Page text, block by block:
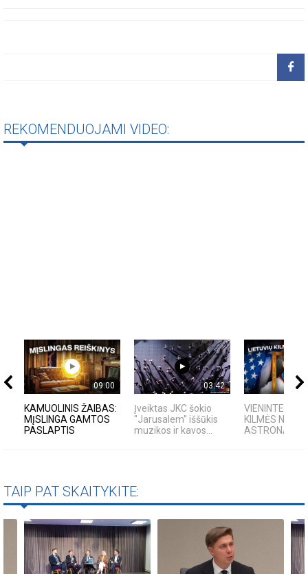
REKOMENDUOJAMI VIDEO:
09:00
KAMUOLINIS ŽAIBAS:
MĮSLINGA GAMTOS
PASLAPTIS
03:42
Įveiktas JKC šokio
"Jarusalem" iššūkis
muzikos ir kavos...
VIENINTELIS
KILMĖS NASA
TAIP PAT SKAITYKITE: